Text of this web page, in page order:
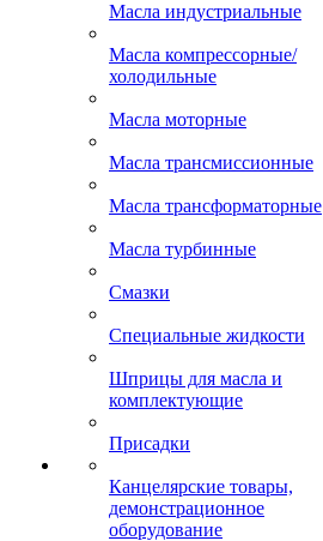
Масла индустриальные
Масла компрессорные/
холодильные
Масла моторные
Масла трансмиссионные
Масла трансформаторные
Масла турбинные
Смазки
Специальные жидкости
Шприцы для масла и
комплектующие
Присадки
Канцелярские товары,
демонстрационное
оборудование